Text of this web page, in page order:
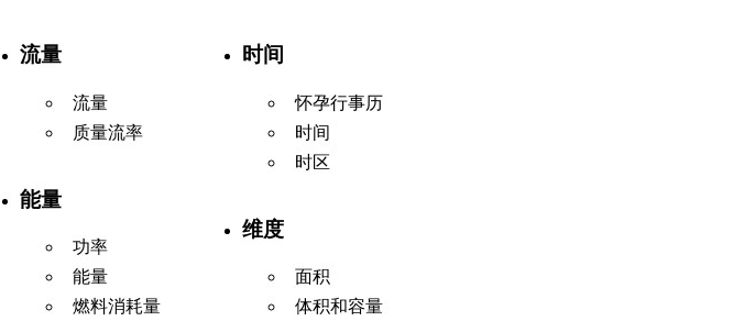
流量
流量
质量流率
能量
功率
能量
燃料消耗量
时间
怀孕行事历
时间
时区
维度
面积
体积和容量